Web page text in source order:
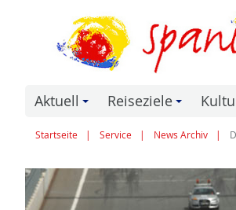
Aktuell Reiseziele
Startseite Service News Archiv